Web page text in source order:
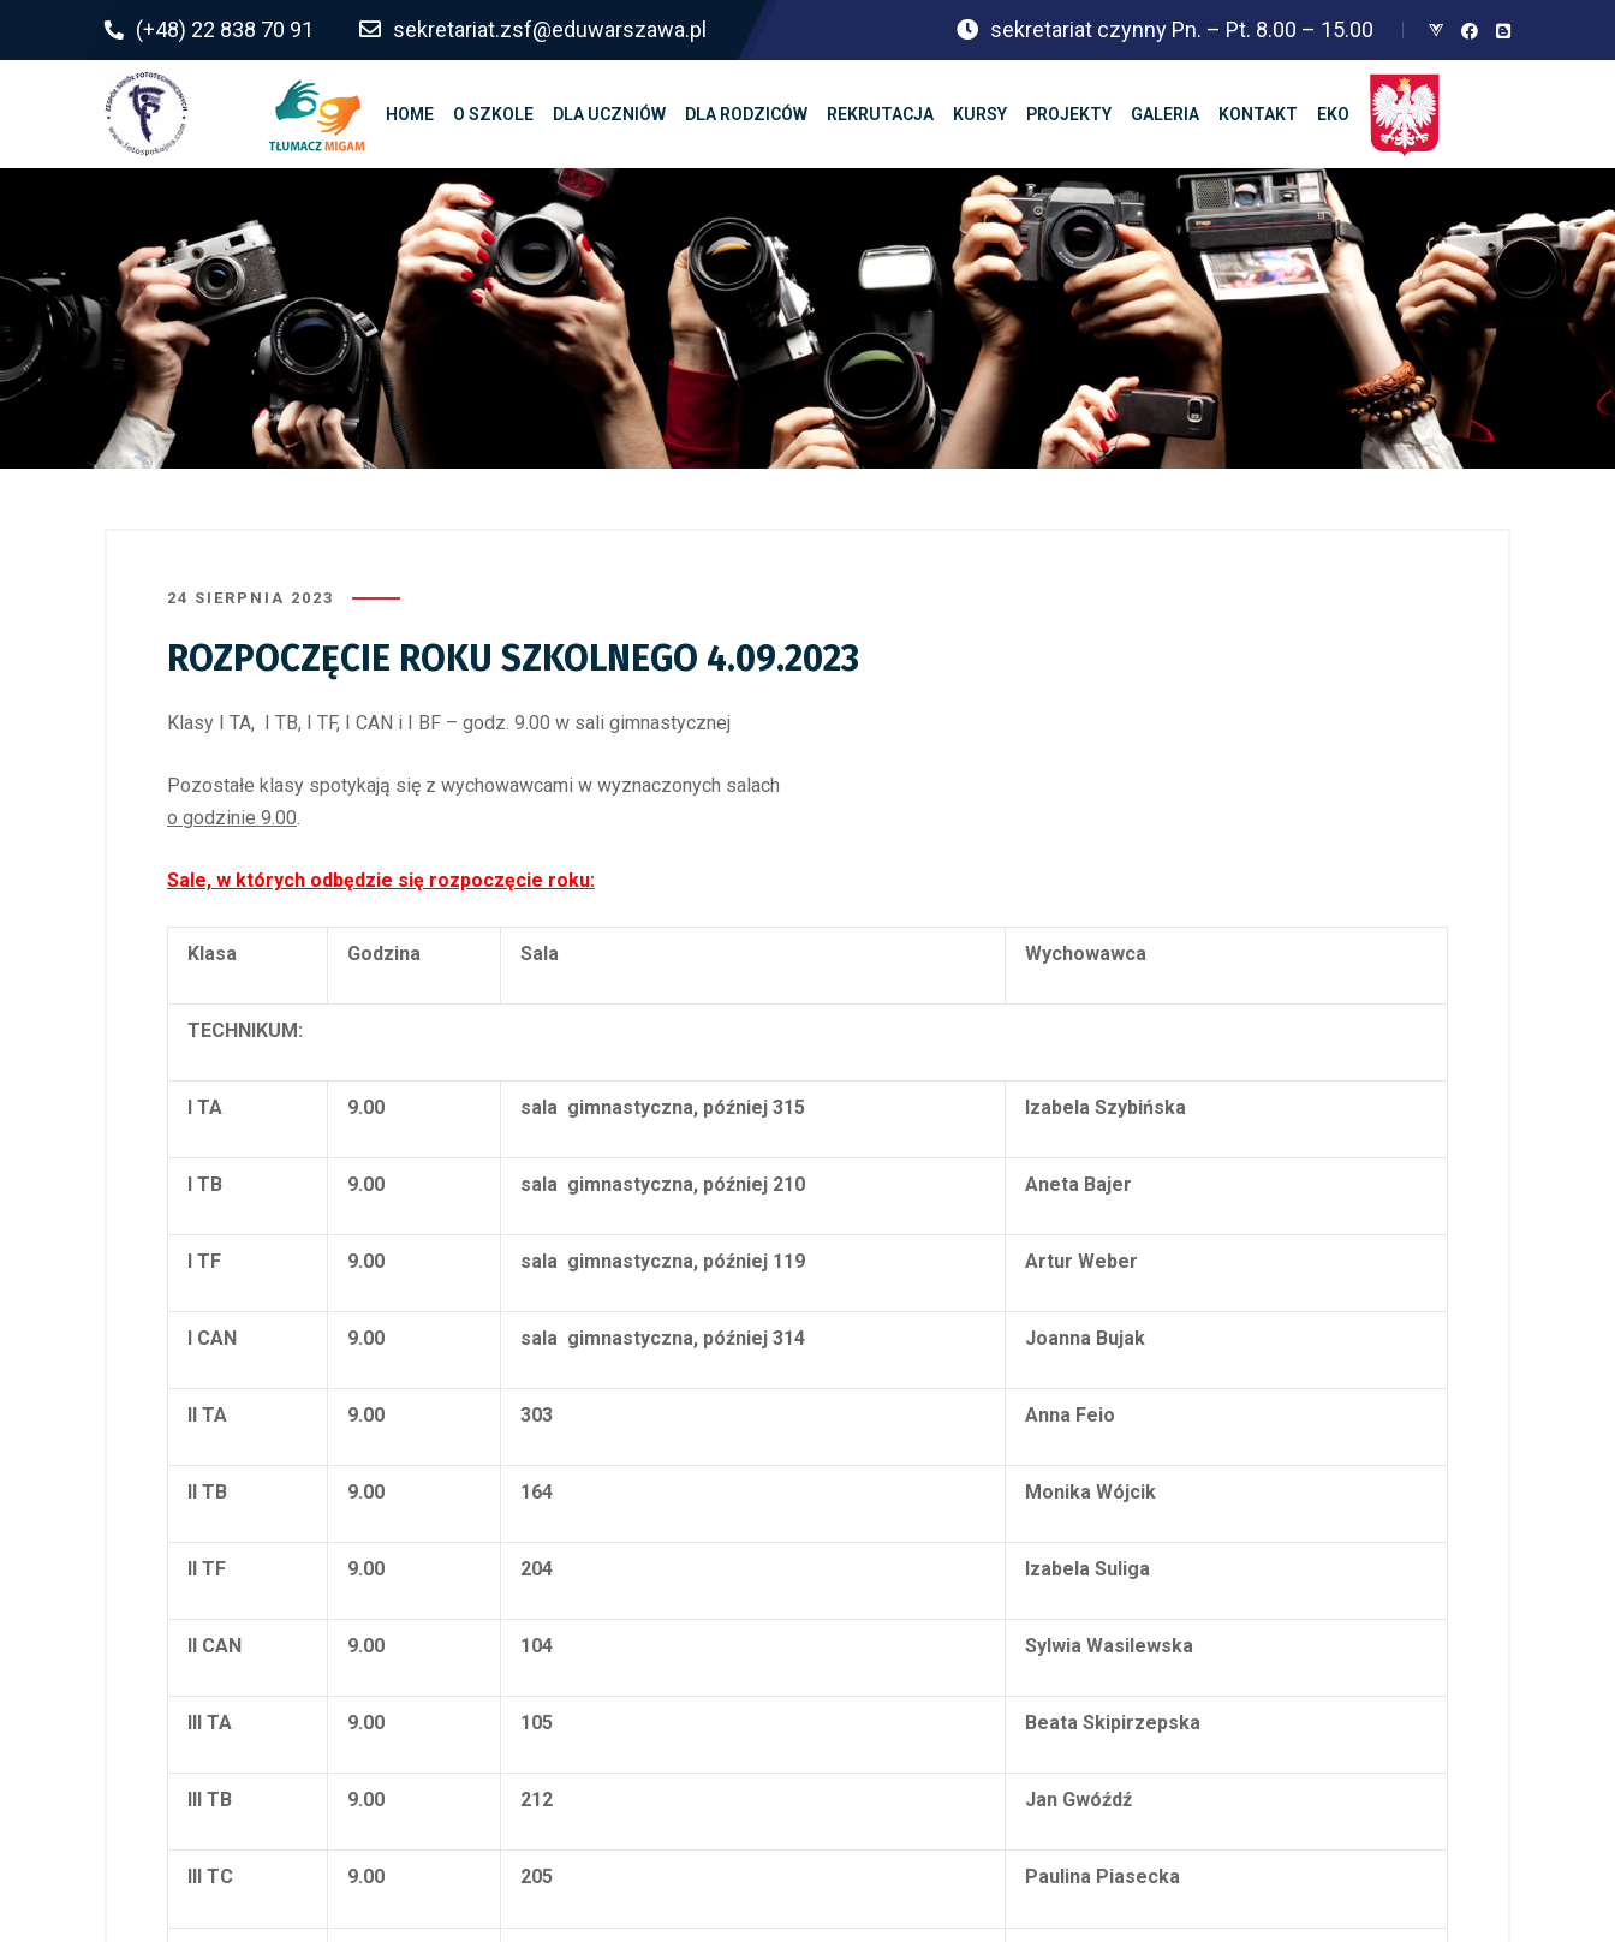
(+48) 22 838 70 91 sekretariat.zsf@eduwarszawa.pl sekretariat czynny Pn. – Pt. 8.00 – 15.00
HOME O SZKOLE DLA UCZNIÓW DLA RODZICÓW REKRUTACJA KURSY PROJEKTY GALERIA KONTAKT EKO
24 SIERPNIA 2023
ROZPOCZĘCIE ROKU SZKOLNEGO 4.09.2023
Klasy I TA, I TB, I TF, I CAN i I BF – godz. 9.00 w sali gimnastycznej
Pozostałe klasy spotykają się z wychowawcami w wyznaczonych salach
o godzinie 9.00.
Sale, w których odbędzie się rozpoczęcie roku:
Klasa Godzina Sala Wychowawca
TECHNIKUM:
I TA 9.00 sala gimnastyczna, później 315 Izabela Szybińska
I TB 9.00 sala gimnastyczna, później 210 Aneta Bajer
I TF 9.00 sala gimnastyczna, później 119 Artur Weber
I CAN 9.00 sala gimnastyczna, później 314 Joanna Bujak
II TA 9.00 303 Anna Feio
II TB 9.00 164 Monika Wójcik
II TF 9.00 204 Izabela Suliga
II CAN 9.00 104 Sylwia Wasilewska
III TA 9.00 105 Beata Skipirzepska
III TB 9.00 212 Jan Gwóźdź
III TC 9.00 205 Paulina Piasecka